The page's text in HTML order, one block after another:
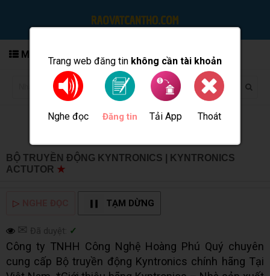
Trang web đăng tin không cần tài khoản
Nghe đọc Đăng tin Tải App Thoát
MENU
BỘ TRUYỀN ĐỘNG KYNTRONICS | KYNTRONICS
ACTUTOR ★
▷ TẠM DỪNG
✉ Đã duyệt: ✓
Công ty TNHH Công Nghệ Hoàng Phú Quý chuyên
cung cấp Bộ truyền động Kyntronics chính hãng Tại